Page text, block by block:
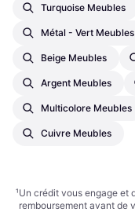
Turquoise Meubles
Métal - Vert Meubles
Beige Meubles
Argent Meubles
Multicolore Meubles
Cuivre Meubles
¹Un crédit vous engage et
remboursement avant de